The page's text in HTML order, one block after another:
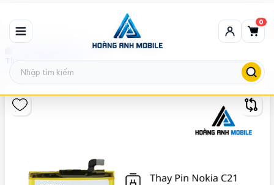
0
Thay Pin Nokia C21 Plus